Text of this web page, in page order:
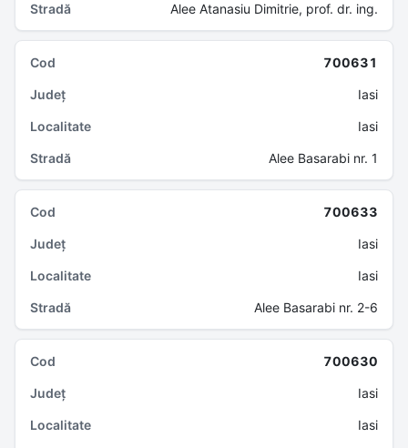
Alee Atanasiu Dimitrie, prof. dr. ing.
700631
Iasi
Iasi
Alee Basarabi nr. 1
700633
Iasi
Iasi
Alee Basarabi nr. 2-6
700630
Iasi
Iasi